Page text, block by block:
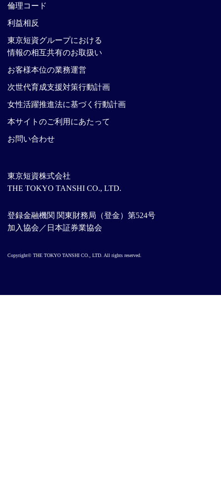
東京短資株式会社
THE TOKYO TANSHI CO., LTD.
登録金融機関 関東財務局（登金）第524号
加入協会／日本証券業協会
倫理コード
利益相反
東京短資グループにおける
情報の相互共有のお取扱い
お客様本位の業務運営
次世代育成支援対策行動計画
女性活躍推進法に基づく行動計画
本サイトのご利用にあたって
お問い合わせ
Copyright© THE TOKYO TANSHI CO., LTD. All rights reserved.